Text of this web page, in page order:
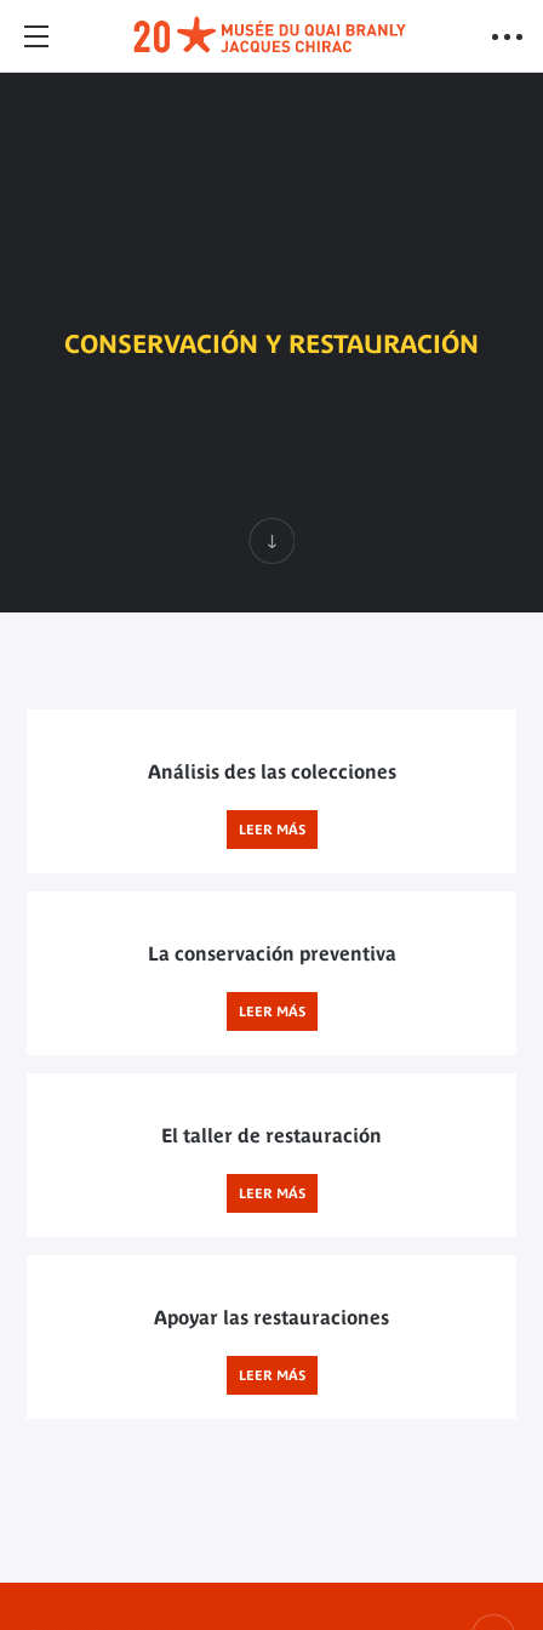
CONSERVACIÓN Y RESTAURACIÓN
Análisis des las colecciones
LEER MÁS
La conservación preventiva
LEER MÁS
El taller de restauración
LEER MÁS
Apoyar las restauraciones
LEER MÁS